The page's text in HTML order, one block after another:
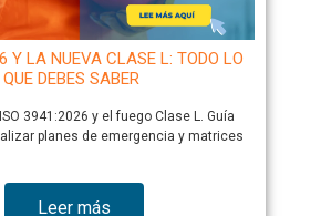
Y LA NUEVA CLASE L: TODO LO
QUE DEBES SABER
3941:2026 y el fuego Clase L. Guía
planes de emergencia y matrices
Leer más